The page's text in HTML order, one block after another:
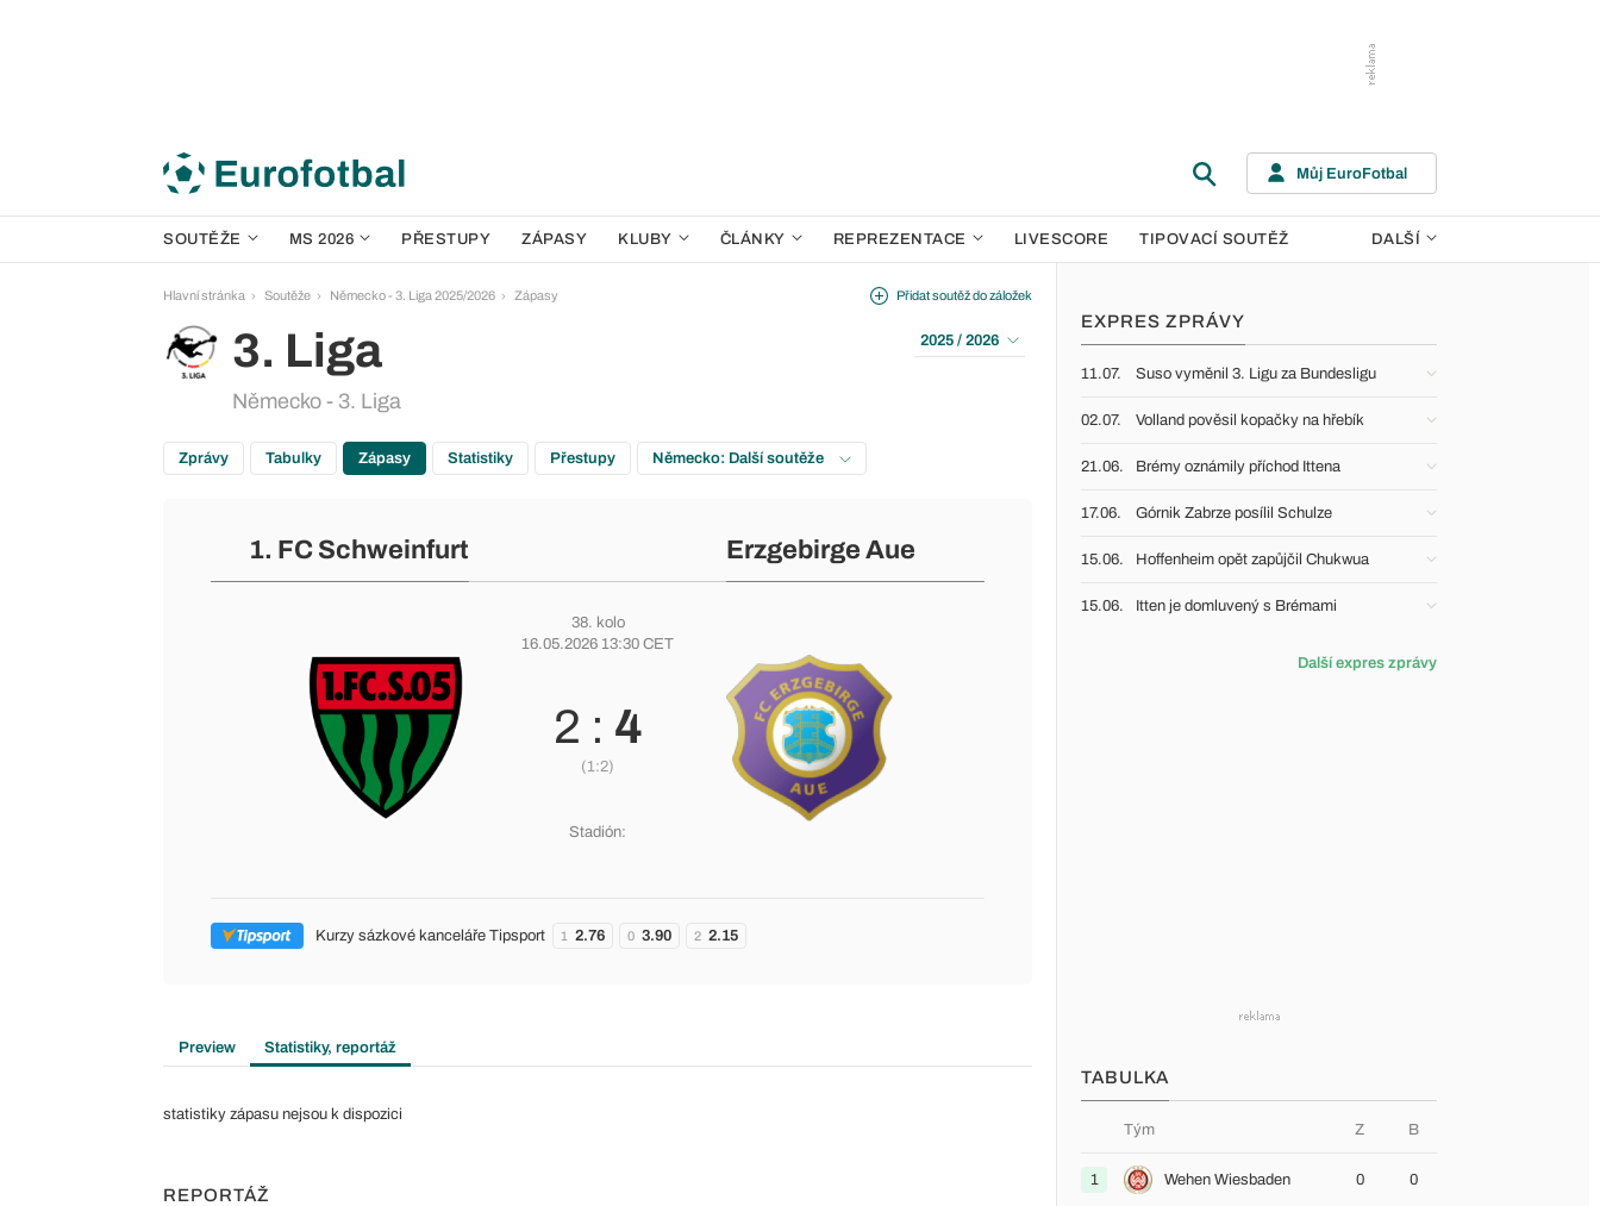
Můj EuroFotbal
SOUTĚŽE MS 2026 PŘESTUPY ZÁPASY KLUBY ČLÁNKY REPREZENTACE LIVESCORE TIPOVACÍ SOUTĚŽ DALŠÍ
Hlavní stránka Soutěže Německo - 3. Liga 2025/2026 Zápasy
3. Liga
Německo - 3. Liga
Přidat soutěž do záložek
2025 / 2026
Zprávy Tabulky Zápasy Statistiky Přestupy Německo: Další soutěže
1. FC Schweinfurt Erzgebirge Aue
38. kolo
16.05.2026 13:30 CET
2 : 4
(1:2)
Stadión:
Kurzy sázkové kanceláře Tipsport 1 2.76 0 3.90 2 2.15
Preview Statistiky, reportáž
statistiky zápasu nejsou k dispozici
REPORTÁŽ
EXPRES ZPRÁVY
11.07. Suso vyměnil 3. Ligu za Bundesligu
02.07. Volland pověsil kopačky na hřebík
21.06. Brémy oznámily příchod Ittena
17.06. Górnik Zabrze posílil Schulze
15.06. Hoffenheim opět zapůjčil Chukwua
15.06. Itten je domluvený s Brémami
Další expres zprávy
TABULKA
Tým Z B
1 Wehen Wiesbaden 0 0